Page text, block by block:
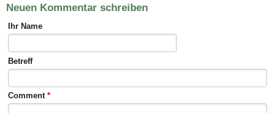
Neuen Kommentar schreiben
Ihr Name
Betreff
Comment *